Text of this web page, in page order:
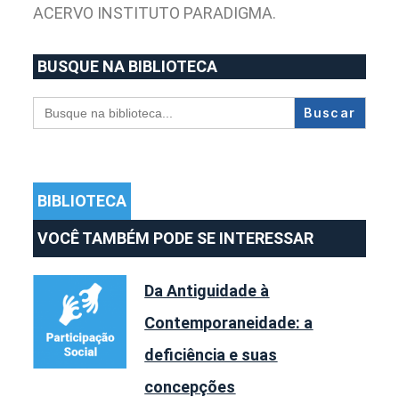
ACERVO INSTITUTO PARADIGMA.
BUSQUE NA BIBLIOTECA
Search
for:
BIBLIOTECA
VOCÊ TAMBÉM PODE SE INTERESSAR
Da Antiguidade à
Contemporaneidade: a
deficiência e suas
concepções